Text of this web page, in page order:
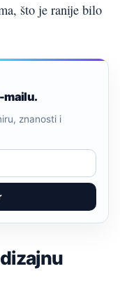
što je ranije bilo
mailu.
znanosti i